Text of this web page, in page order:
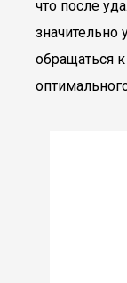
что после
значительно
обращаться